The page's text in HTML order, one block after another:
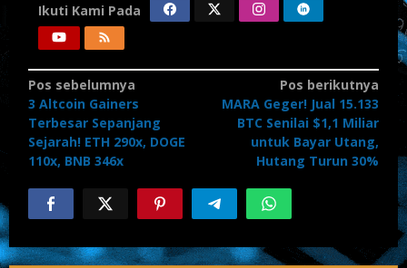
Ikuti Kami Pada
Navigasi
pos
Pos sebelumnya
3 Altcoin Gainers
Terbesar Sepanjang
Sejarah! ETH 290x, DOGE
110x, BNB 346x
Pos berikutnya
MARA Geger! Jual 15.133
BTC Senilai $1,1 Miliar
untuk Bayar Utang,
Hutang Turun 30%